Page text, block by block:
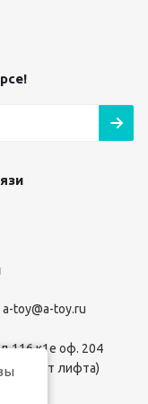
a-toy@a-toy.ru
к1е оф. 204
от лифта)